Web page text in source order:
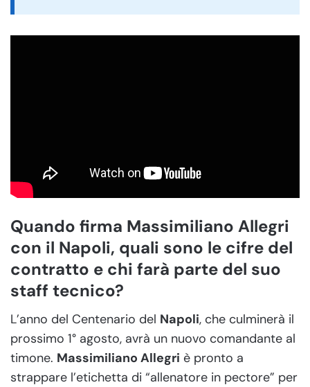
Quando firma Massimiliano Allegri
con il Napoli, quali sono le cifre del
contratto e chi farà parte del suo
staff tecnico?
L’anno del Centenario del Napoli, che culminerà il
prossimo 1° agosto, avrà un nuovo comandante al
timone. Massimiliano Allegri è pronto a
strappare l’etichetta di “allenatore in pectore” per